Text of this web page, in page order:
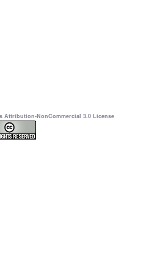
Attribution-NonCommercial 3.0 License